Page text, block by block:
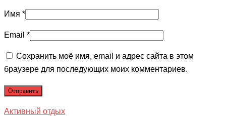
Имя *
Email *
Сохранить моё имя, email и адрес сайта в этом
браузере для последующих моих комментариев.
Активный отдых